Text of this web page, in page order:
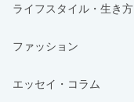
ライフスタイル・生き方
ファッション
エッセイ・コラム